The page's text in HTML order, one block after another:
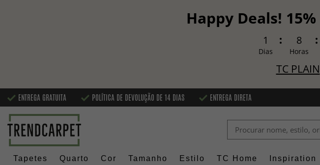
Happy Deals! 15%
1
Dias
8
Horas
TC PLAIN
ENTREGA GRATUITA POLÍTICA DE DEVOLUÇÃO DE 14 DIAS ENTREGA DIRETA
Tapetes Quarto Cor Tamanho Estilo TC Home Inspiration